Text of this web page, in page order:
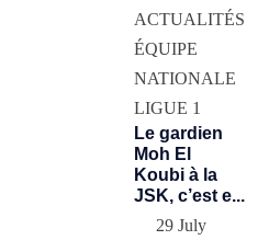
ACTUALITÉS
ÉQUIPE
NATIONALE
LIGUE 1
Le gardien
Moh El
Koubi à la
JSK, c’est e...
29 July